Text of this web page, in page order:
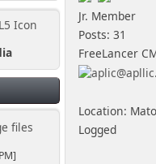
files
Jr. Member
Posts: 31
FreeLancer
Location:
Logged